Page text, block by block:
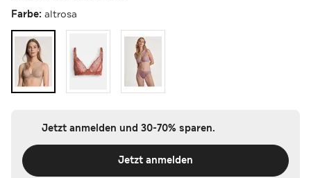
Farbe: altrosa
Jetzt anmelden und 30-70% sparen.
Jetzt anmelden